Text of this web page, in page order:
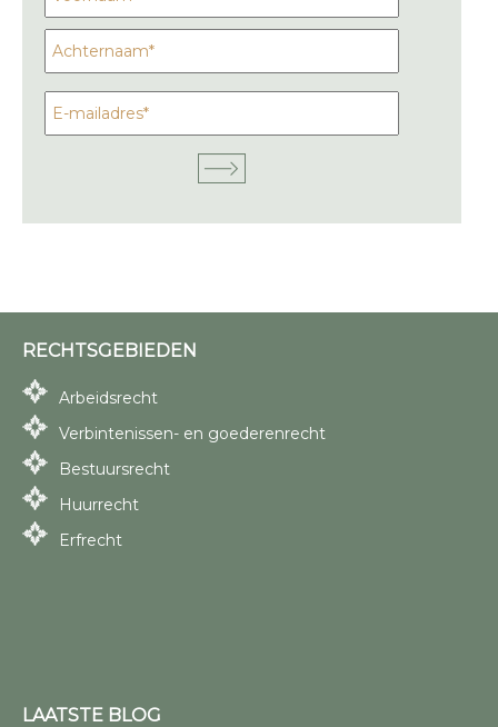
RECHTSGEBIEDEN
Arbeidsrecht
Verbintenissen- en goederenrecht
Bestuursrecht
Huurrecht
Erfrecht
LAATSTE BLOG